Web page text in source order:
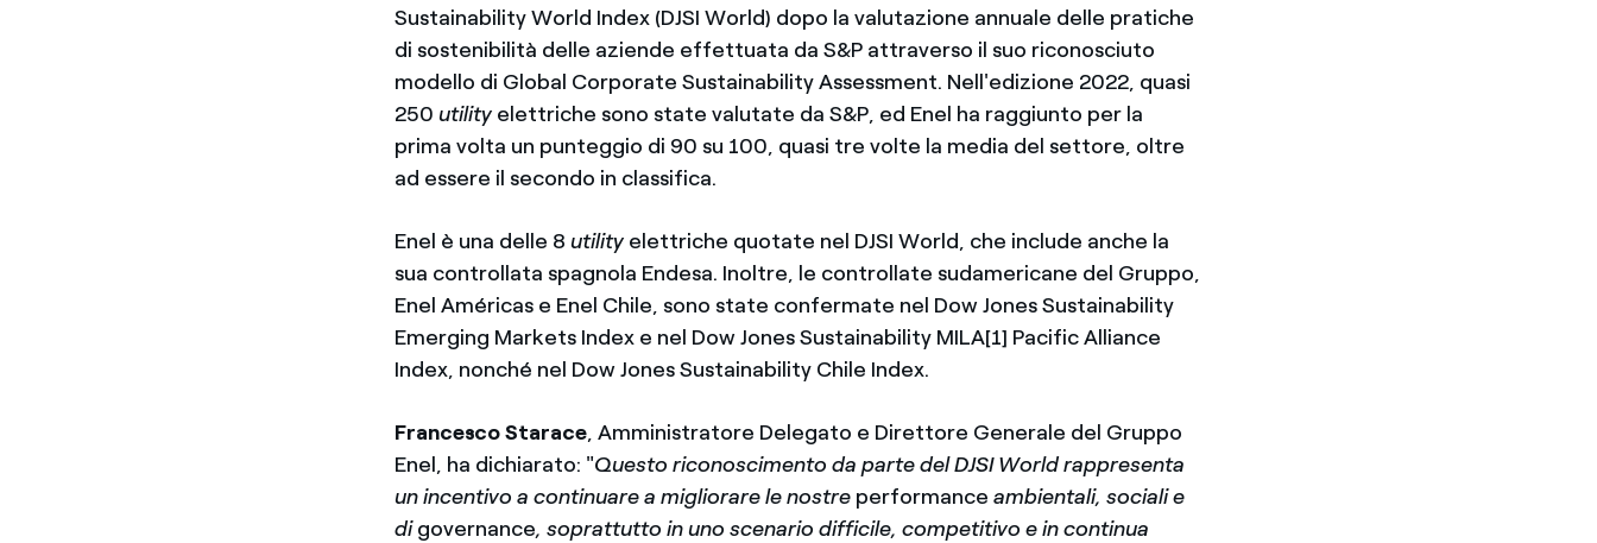
Sustainability World Index (DJSI World) dopo la valutazione annuale delle pratiche
di sostenibilità delle aziende effettuata da S&P attraverso il suo riconosciuto
modello di Global Corporate Sustainability Assessment. Nell'edizione 2022, quasi
250utility elettriche sono state valutate da S&P, ed Enel ha raggiunto per la
prima volta un punteggio di 90 su 100, quasi tre volte la media del settore, oltre
ad essere il secondo in classifica.
Enel è una delle 8utility elettriche quotate nel DJSI World, che include anche la
sua controllata spagnola Endesa. Inoltre, le controllate sudamericane del Gruppo,
Enel Américas e Enel Chile, sono state confermate nel Dow Jones Sustainability
Emerging Markets Index e nel Dow Jones Sustainability MILA[1] Pacific Alliance
Index, nonché nel Dow Jones Sustainability Chile Index.
Francesco Starace, Amministratore Delegato e Direttore Generale del Gruppo
Enel, ha dichiarato: "Questo riconoscimento da parte del DJSI World rappresenta
un incentivo a continuare a migliorare le nostre performanceambientali, sociali e
digovernance, soprattutto in uno scenario difficile, competitivo e in continua